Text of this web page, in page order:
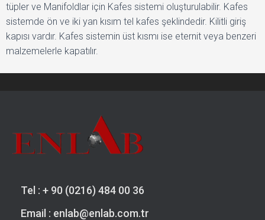
tüpler ve Manifoldlar için Kafes sistemi oluşturulabilir. Kafes
sistemde ön ve iki yan kısım tel kafes şeklindedir. Kilitli giriş
kapısı vardır. Kafes sistemin üst kısmı ise eternit veya benzeri
malzemelerle kapatılır.
Tel : + 90 (0216) 484 00 36
Email : enlab@enlab.com.tr